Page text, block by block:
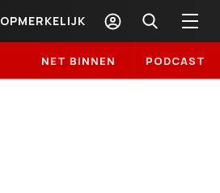
OPMERKELIJK
NET BINNEN PODCAST